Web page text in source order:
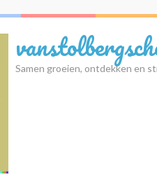
Samen groeien, ontdekken en